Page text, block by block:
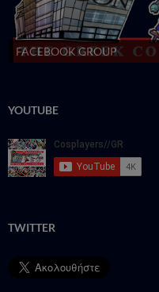
FACEBOOK GROUP
YOUTUBE
TWITTER